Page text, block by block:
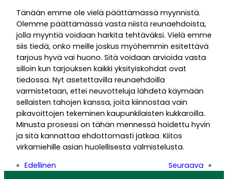
Tänään emme ole vielä päättämässä myynnistä.
Olemme päättämässä vasta niistä reunaehdoista,
jolla myyntiä voidaan harkita tehtäväksi. Vielä emme
siis tiedä, onko meille joskus myöhemmin esitettävä
tarjous hyvä vai huono. Sitä voidaan arvioida vasta
silloin kun tarjouksen kaikki yksityiskohdat ovat
tiedossa. Nyt asetettavilla reunaehdoilla
varmistetaan, ettei neuvotteluja lähdetä käymään
sellaisten tahojen kanssa, joita kiinnostaa vain
pikavoittojen tekeminen kaupunkilaisten kukkaroilla.
Minusta prosessi on tähän mennessä hoidettu hyvin
ja sitä kannattaa ehdottomasti jatkaa. Kiitos
virkamiehille asian huolellisesta valmistelusta.
« Edellinen Seuraava »